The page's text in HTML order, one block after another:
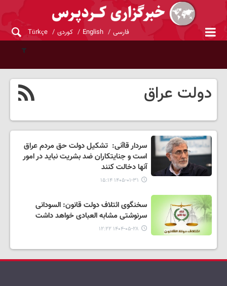
فارسی English کوردی Türkçe
دولت عراق
سردار قاآنی: تشکیل دولت حق مردم عراق
است و جنایتکاران ضد بشریت نباید در امور
آنها دخالت کنند
۱۴۰۵-۰۱-۳۱ ۱۵:۱۴
سخنگوی ائتلاف دولت قانون: السودانی
سرنوشتی مشابه العبادی خواهد داشت
۱۴۰۴-۰۵-۲۸ ۱۲:۲۲